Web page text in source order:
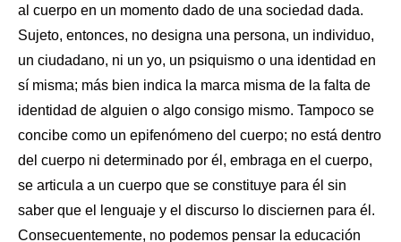
al cuerpo en un momento dado de una sociedad dada.
Sujeto, entonces, no designa una persona, un individuo,
un ciudadano, ni un yo, un psiquismo o una identidad en
sí misma; más bien indica la marca misma de la falta de
identidad de alguien o algo consigo mismo. Tampoco se
concibe como un epifenómeno del cuerpo; no está dentro
del cuerpo ni determinado por él, embraga en el cuerpo,
se articula a un cuerpo que se constituye para él sin
saber que el lenguaje y el discurso lo disciernen para él.
Consecuentemente, no podemos pensar la educación